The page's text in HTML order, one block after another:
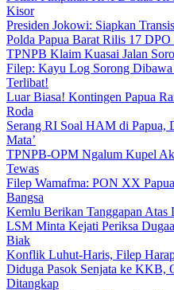
Kisor
Presiden Jokowi: Siapkan
Polda Papua Barat Rilis 17
TPNPB Klaim Kuasai Jalan
Filep: Kayu Log Sorong
Terlibat!
Luar Biasa! Kontingen Papua
Roda
Serang RI Soal HAM di Papua,
Mata’
TPNPB-OPM Ngalum Kupel
Tewas
Filep Wamafma: PON XX
Bangsa
Kemlu Berikan Tanggapan
LSM Minta Kejati Periksa
Biak
Konflik Luhut-Haris, Filep
Diduga Pasok Senjata ke KKB,
Ditangkap